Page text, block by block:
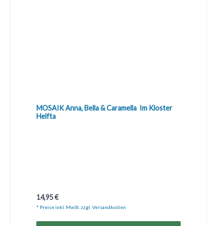
MOSAIK Anna, Bella & Caramella  Im Kloster
Helfta
Regulärer Preis:
14,95 €
* Preise inkl. MwSt. zzgl. Versandkosten